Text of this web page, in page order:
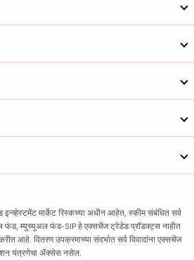
मार्केट रिस्कच्या अधीन आहेत, स्कीम संबंधित सर्व
फंड, म्युच्युअल फंड-SIP हे एक्सचेंज ट्रेडेड प्रॉडक्ट्स नाहीत
आहे. वितरण उपक्रमाच्या संदर्भात सर्व विवादांना एक्सचेंज
यंत्रणेचा ॲक्सेस नसेल.